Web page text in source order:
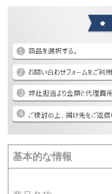
基本的な情報